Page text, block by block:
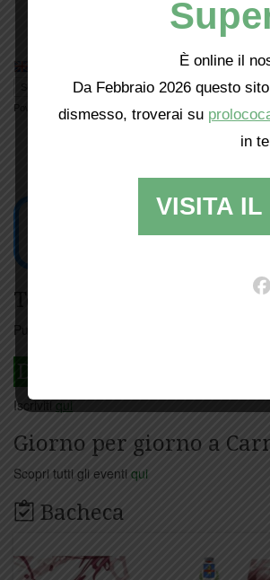
Il Giallo in “Giuro di dire la
Powered by Translate
Tesseramento
Puoi tesserarti online
DAGLI L'ANDA
Iscrivitiqui
Giorno per giorno a
Scopri tutti gli eventi qui
Bacheca
È online il
Da Febbraio 2026 questo
dismesso, troverai su
in
VISITA IL